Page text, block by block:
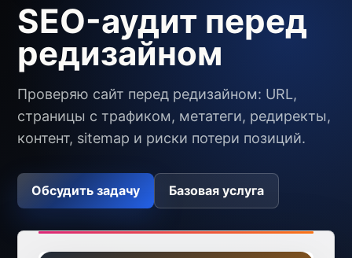
SEO-аудит перед
редизайном
Проверяю сайт перед редизайном: URL,
страницы с трафиком, метатеги, редиректы,
контент, sitemap и риски потери позиций.
Обсудить задачу Базовая услуга